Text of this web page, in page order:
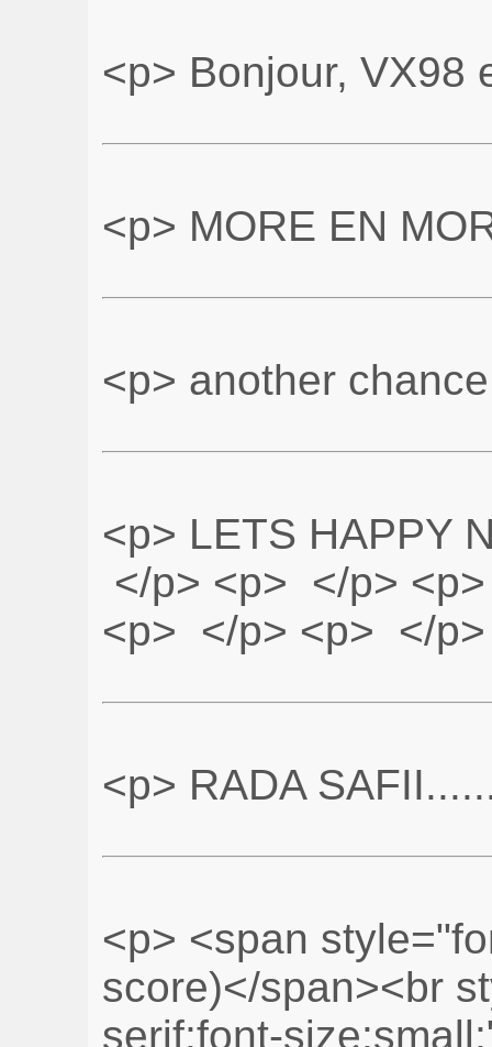
<p> Bonjour, VX98
<p> MORE EN
<p> another
<p> LETS HAPPY
</p> <p> </p>
<p> </p> <p> </
<p> RADA
<p> <span style="font-family:Arial, Helvetica, sans-serif;font-size:small;"> Leiceister - Liverpool (avant le 28/12/2021 à 21h00 - score)</span><br style="font-family:Arial, Helvetica, sans-serif;font-size:small;"><span style="font-family:Arial, Helvetica, sans-serif;font-size:small;"> Everton - Newcastle (avant le 30/12/2021 à 20h30 - score)</span><br style="font-family:Arial, Helvetica, sans-serif;font-size:small;"><span style="font-family:Arial, Helvetica, sans-serif;font-size:small;"> Porto - Benfica (avant le 30/12/2021 à 22h00 - score)</span><br style="font-family:Arial, Helvetica, sans-serif;font-size:small;"><span style="font-family:Arial, Helvetica, sans-serif;font-size:small;"> Arsenal - Manchester City (avant le 01/01/2022 à 13h30 - score)</span><br style="font-family:Arial, Helvetica, sans-serif;font-size:small;"><span style="font-family:Arial, Helvetica, sans-serif;font-size:small;"> Celtic - Rangers (avant le 02/01/2022 à 13h00 - score)</span><br style="font-family:Arial, Helvetica, sans-serif;font-size:small;"><span style="font-family:Arial, Helvetica, sans-serif;font-size:small;"> Cannes - Toulouse (avant le 02/01/2022 à 13h45 - score)</span><br style="font-family:Arial, Helvetica, sans-serif;font-size:small;"><span style="font-family:Arial, Helvetica, sans-serif;font-size:small;"> Versaille - La Roche sur Yon (avant le 02/01/2022 à 13h45 - score)</span><br style="font-family:Arial, Helvetica, sans-serif;font-size:small;"><span style="font-